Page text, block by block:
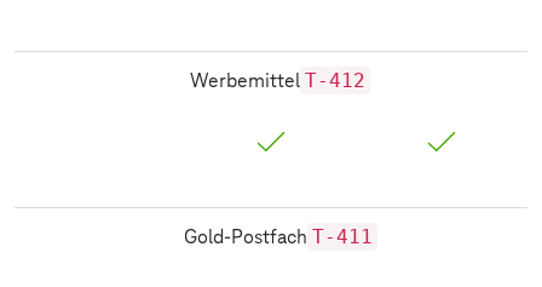
Werbemittel T-412
Gold-Postfach T-411